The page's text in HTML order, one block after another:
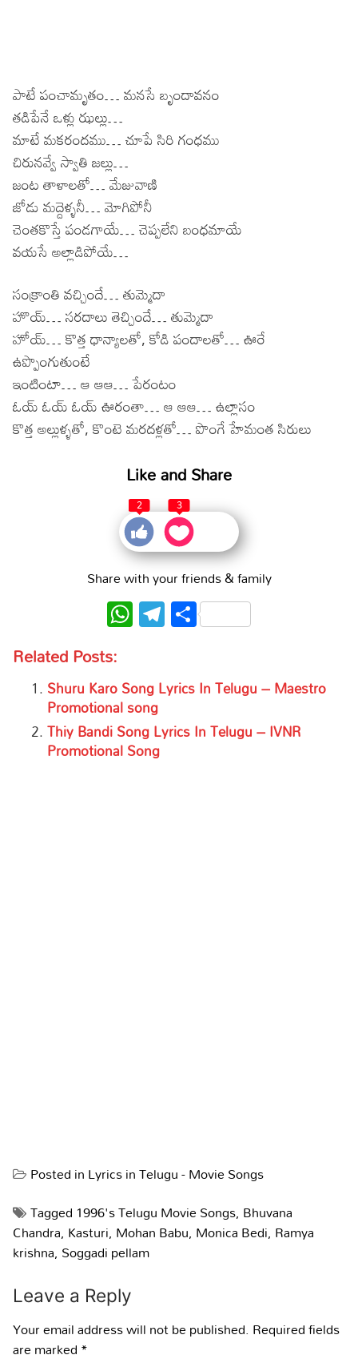
పాటే పంచామృతం… మనసే బృందావనం
తడిపేనే ఒళ్లు ఝల్లు…
మాటే మకరందము… చూపే సిరి గంధము
చిరునవ్వే స్వాతి జల్లు…
జంట తాళాలతో… మేజువాణి
జోడు మద్దెళ్ళనీ… మోగిపోనీ
చెంతకొస్తే పండగాయే… చెప్పలేని బంధమాయే
వయసే అల్లాడిపోయే…
సంక్రాంతి వచ్చిందే… తుమ్మెదా
హొయ్… సరదాలు తెచ్చిందే… తుమ్మెదా
హోయ్… కొత్త ధాన్యాలతో, కోడి పందాలతో… ఊరే
ఉప్పొంగుతుంటే
ఇంటింటా… ఆ ఆఆ… పేరంటం
ఓయ్ ఓయ్ ఓయ్ ఊరంతా… ఆ ఆఆ… ఉల్లాసం
కొత్త అల్లుళ్ళతో, కొంటె మరదళ్లతో… పొంగే హేమంత సిరులు
Like and Share
2 3
Share with your friends & family
WhatsApp
Telegram
Share
Related Posts:
Shuru Karo Song Lyrics In Telugu – Maestro
Promotional song
Thiy Bandi Song Lyrics In Telugu – IVNR
Promotional Song
Posted inLyrics in Telugu - Movie Songs
Tagged 1996's Telugu Movie Songs, Bhuvana
Chandra, Kasturi, Mohan Babu, Monica Bedi, Ramya
krishna, Soggadi pellam
Leave a Reply
Your email address will not be published. Required fields
are marked*